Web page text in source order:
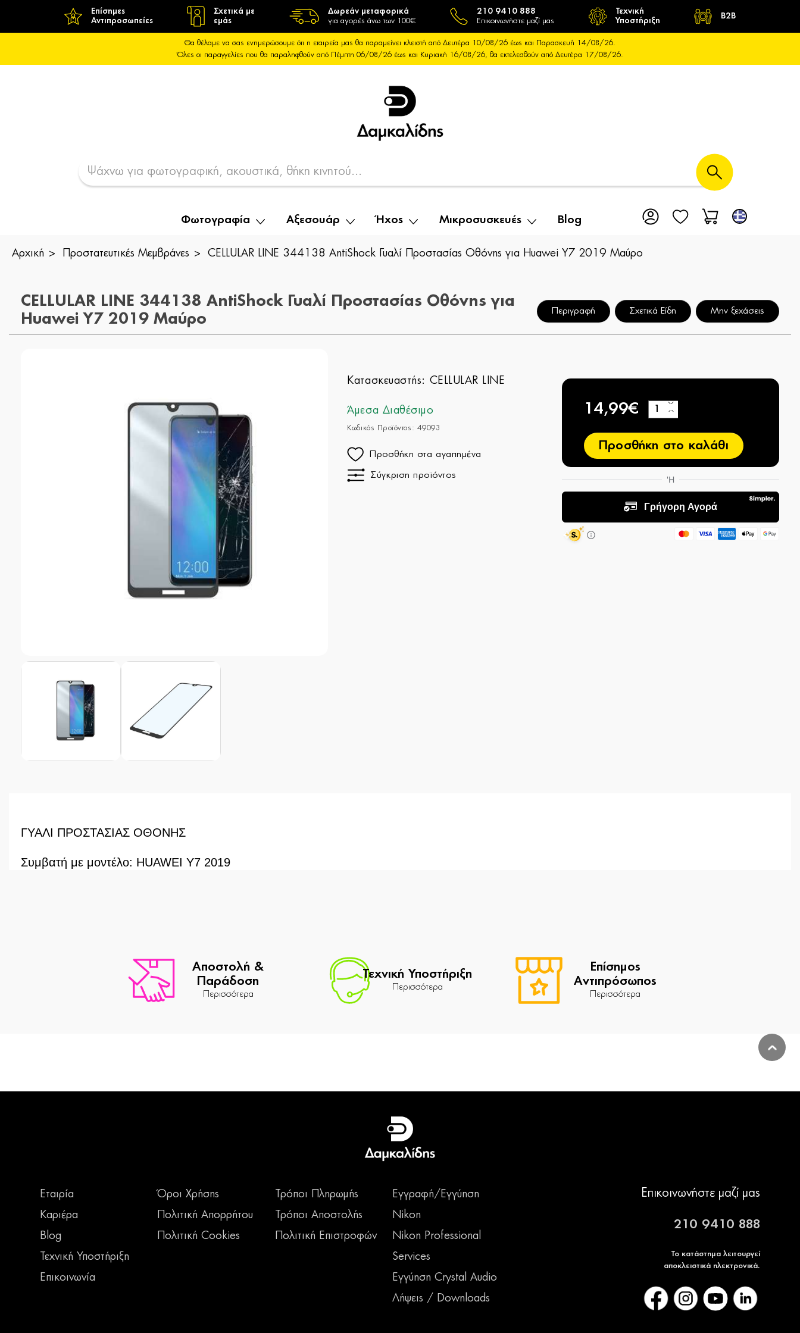
Επίσημες
Αντιπροσωπείες
Σχετικά με
εμάς
Δωρεάν μεταφορικά
για αγορές άνω των 100€
210 9410 888
Επικοινωνήστε μαζί μας
Τεχνική
Υποστήριξη
B2B
Θα θέλαμε να σας ενημερώσουμε ότι η εταιρεία μας θα παραμείνει κλειστή από Δευτέρα 10/08/26 έως και Παρασκευή 14/08/26.
Όλες οι παραγγελίες που θα παραληφθούν από Πέμπτη 06/08/26 έως και Κυριακή 16/08/26, θα εκτελεσθούν από Δευτέρα 17/08/26.
Φωτογραφία Αξεσουάρ Ήχος Μικροσυσκευές Blog
Αρχική Προστατευτικές Μεμβράνες CELLULAR LINE 344138 AntiShock Γυαλί Προστασίας Οθόνης για Huawei Y7 2019 Μαύρο
CELLULAR LINE 344138 AntiShock Γυαλί Προστασίας Οθόνης για
Huawei Y7 2019 Μαύρο
Περιγραφή Σχετικά Είδη Μην ξεχάσεις
Κατασκευαστής: CELLULAR LINE
Άμεσα Διαθέσιμο
Κωδικός Προϊόντος: 49093
Προσθήκη στα αγαπημένα
Σύγκριση προϊόντος
14,99€ −
+
Προσθήκη στο καλάθι
ΓΥΑΛΙ ΠΡΟΣΤΑΣΙΑΣ ΟΘΟΝΗΣ
Συμβατή με μοντέλο: HUAWEI Y7 2019
Αποστολή &
Παράδοση
Περισσότερα
Τεχνική Υποστήριξη
Περισσότερα
Επίσημος
Αντιπρόσωπος
Περισσότερα
Εταιρία
Καριέρα
Blog
Τεχνική Υποστήριξη
Επικοινωνία
Όροι Χρήσης
Πολιτική Απορρήτου
Πολιτική Cookies
Τρόποι Πληρωμής
Τρόποι Αποστολής
Πολιτική Επιστροφών
Εγγραφή/Εγγύηση
Nikon
Nikon Professional
Services
Εγγύηση Crystal Audio
Λήψεις / Downloads
Επικοινωνήστε μαζί μας
210 9410 888
Το κατάστημα λειτουργεί
αποκλειστικά ηλεκτρονικά.